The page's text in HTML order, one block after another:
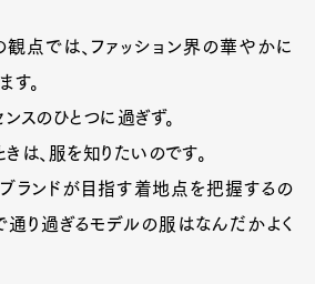
観点では、ファッション界の華やかに
す。
スのひとつに過ぎず。
は、服を知りたいのです。
ブランドが目指す着地点を把握するの
通り過ぎるモデルの服はなんだかよく